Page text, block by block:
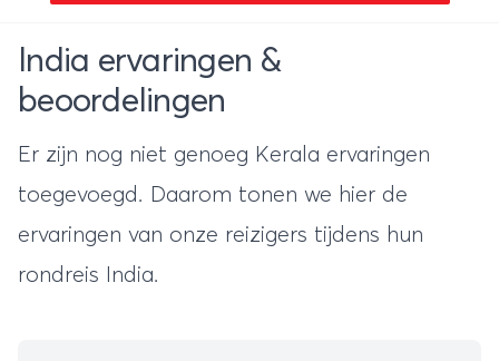
India ervaringen &
beoordelingen
Er zijn nog niet genoeg Kerala ervaringen
toegevoegd. Daarom tonen we hier de
ervaringen van onze reizigers tijdens hun
rondreis India.